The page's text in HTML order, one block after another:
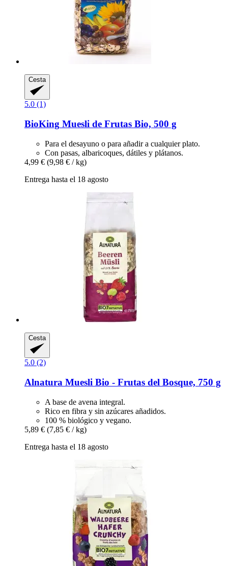
Cesta
5.0 (1)
BioKing Muesli de Frutas Bio, 500 g
Para el desayuno o para añadir a cualquier plato.
Con pasas, albaricoques, dátiles y plátanos.
4,99 € (9,98 € / kg)
Entrega hasta el 18 agosto
Cesta
5.0 (2)
Alnatura Muesli Bio -​ Frutas del Bosque, 750 g
A base de avena integral.
Rico en fibra y sin azúcares añadidos.
100 % biológico y vegano.
5,89 € (7,85 € / kg)
Entrega hasta el 18 agosto